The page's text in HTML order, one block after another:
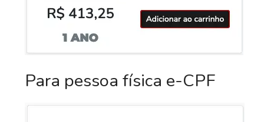
Para pessoa física e-CPF